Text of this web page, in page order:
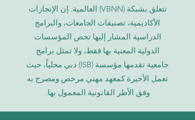
تتعلق بشبكة (VBNN) العالمية. إن الإنجازات
الأكاديمية، تصنيفات الجامعات، والبرامج
الدراسية المشار إليها تخص المؤسسات
الدولية المعنية بها فقط، ولا تمثل برامج
جامعية تقدمها مؤسسة (ISB) دبي محلياً، حيث
تعمل الأخيرة كمعهد مهني مرخص ومصرح به
وفق الأطر القانونية المعمول بها.